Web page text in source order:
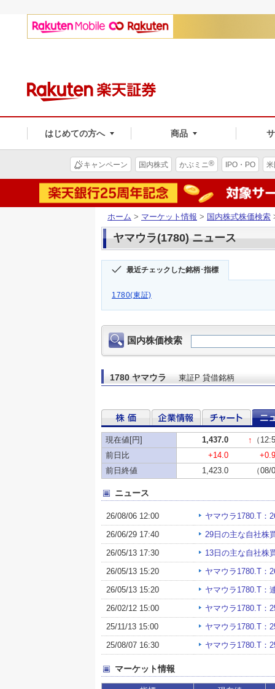
はじめての方へ 商品
キャンペーン 国内株式 かぶミニ® IPO・PO
ホーム > マーケット情報 > 国内株式株価検索
ヤマウラ(1780) ニュース
最近チェックした銘柄･指標
1780(東証)